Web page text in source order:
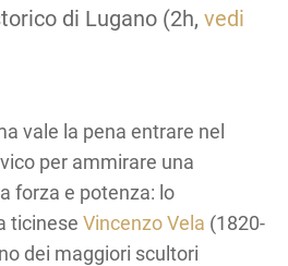
di Lugano (2h, vedi
vale la pena entrare nel
per ammirare una
forza e potenza: lo
ticinese Vincenzo Vela (1820-
dei maggiori scultori